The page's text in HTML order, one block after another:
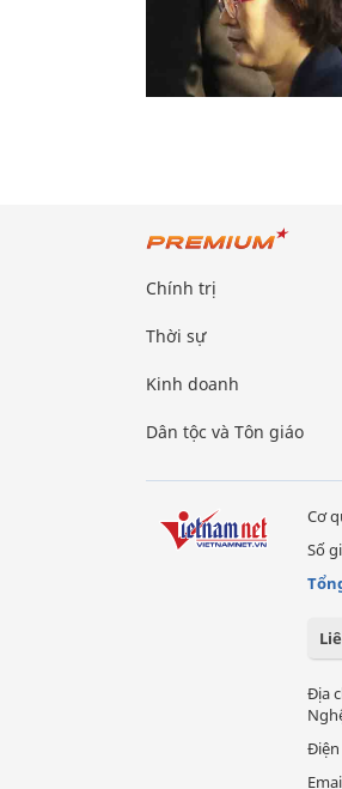
Chính trị
Thời sự
Kinh doanh
Dân tộc và Tôn giáo
Cơ
Số
Địa